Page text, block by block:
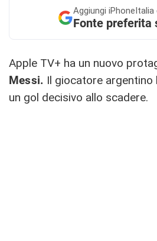
Aggiungi iPhoneItalia
Fonte preferita
Apple TV+ ha un nuovo
Messi. Il giocatore
un gol decisivo allo scadere.